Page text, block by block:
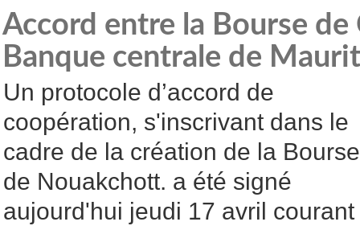
Accord entre la Bourse de
Banque centrale de
Un protocole d’accord de
coopération, s'inscrivant dans le
cadre de la création de la Bourse
de Nouakchott. a été signé
aujourd'hui jeudi 17 avril courant